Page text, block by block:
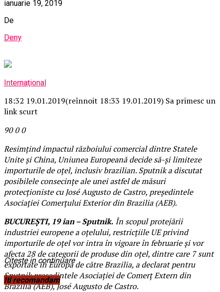
ianuarie 19, 2019
De
Deny
Internaţional
18:32 19.01.2019(reînnoit 18:33 19.01.2019) Sa primesc un
link scurt
9000
Resimțind impactul războiului comercial dintre Statele
Unite și China, Uniunea Europeană decide să-și limiteze
importurile de oțel, inclusiv brazilian. Sputnik a discutat
posibilele consecințe ale unei astfel de măsuri
protecționiste cu José Augusto de Castro, președintele
Asociației Comerțului Exterior din Brazilia (AEB).
BUCUREŞTI, 19 ian – Sputnik. În scopul protejării
industriei europene a oțelului, restricțiile UE privind
importurile de oțel vor intra în vigoare în februarie și vor
afecta 28 de categorii de produse din oțel, dintre care 7 sunt
exportate în Europa de către Brazilia, a declarat pentru
Sputnik președintele Asociației de Comerț Extern din
Brazilia (AEB), José Augusto de Castro.
Citeste in continuare
Iti recomandam